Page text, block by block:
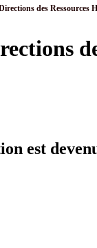
des Ressources
est